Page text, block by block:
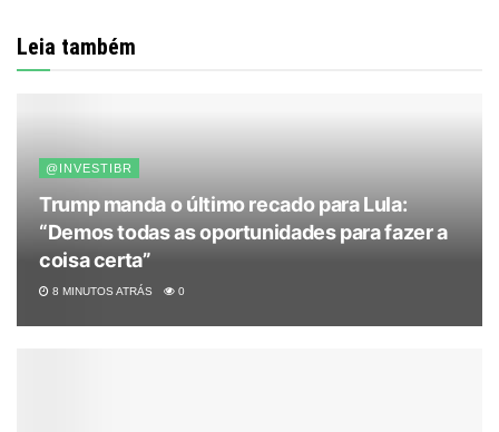
Leia também
@INVESTIBR
Trump manda o último recado para Lula:
“Demos todas as oportunidades para fazer a
coisa certa”
8 MINUTOS ATRÁS 0